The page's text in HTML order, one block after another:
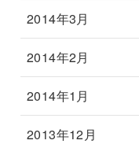
2014年3月
2014年2月
2014年1月
2013年12月